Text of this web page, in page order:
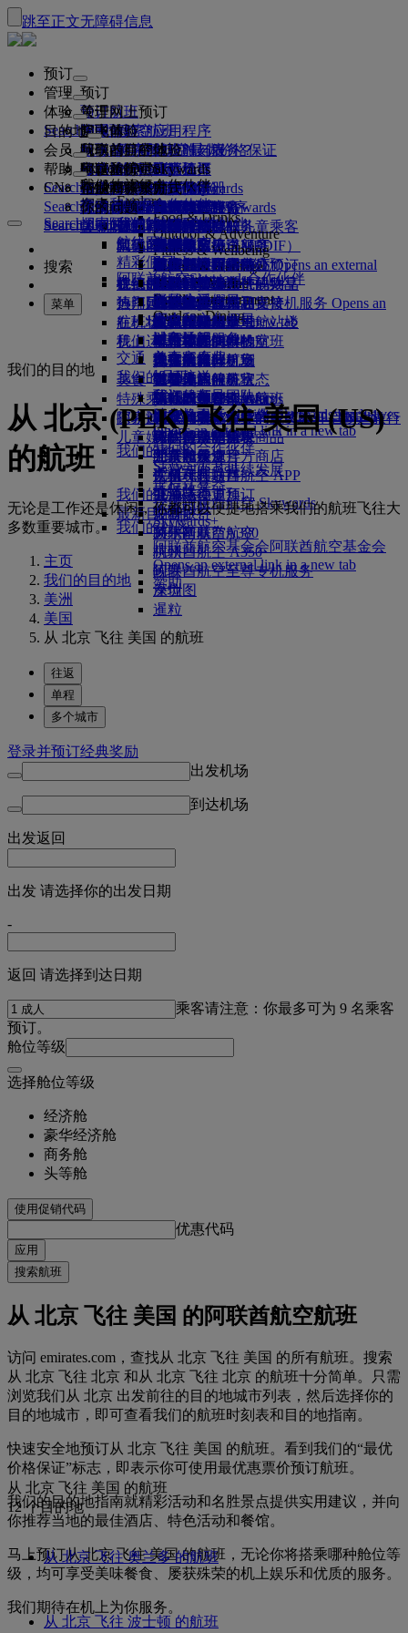
跳至正文无障碍信息
预订
预订
预订航班
搜索航班
航班时刻表
特惠机票
特别优惠
最佳票价搜索
计划行程
预订酒店
旅游项目和活动
旅行服务
迎宾接机服务迎宾接机服务 Opens an
external link in a new tab
迪拜转机服务
交通
机场接送
预订租车
航空公司合作伙伴
关于网上预订
阿联酋航空应用程序
阿联酋航空最优价格保证
座位选择
票价保留
阿联酋航空应用程序
Search flight
管理
管理
管理预订
检索预订
取消预订
更改预订
选择你的座位
升级航班
管理专车接送服务
预订无障碍旅行
在线办理登机手续
值机选项
航班状态
起飞前
起飞前
旅行信息
危险品手册
规则与公告
健康
医疗信息表（MEDIF）
餐食信息
阿联酋禁止携带的物品
迪拜国际机场
阿联酋航空 3 号航站楼
航站楼之间中转
抵达及离开机场
班车接送服务
行李
行李信息
行李信息
托运行李
随身行李
购买更多行李额度
额外托运行李额度
迪拜行李服务
行李延误或损坏
签证和护照
查找签证要求
签证和护照信息
美国旅行授权
阿联酋签证
Search flight
体验
空中体验
航班都有哪些设施与服务？
舱等特色
头等舱
商务舱
豪华经济舱
经济舱
机上舒适用品
机上娱乐
ice系统中的节目
ice直播电视
机上Wi-Fi
儿童娱乐
美食
头等舱美食
商务舱美食
豪华经济舱用餐
经济舱美食
饮料
我们的机队
波音777
阿联酋航空A380
阿联酋航空 A350
阿联酋航空至尊专机服务
座位图
阿联酋航空体验
你的旅程由此开始
阿联酋航空体验
专车接送服务
阿联酋航空服务
季节和节日
无接触旅程
我们的候机室
头等舱贵宾室
商务舱候机室
全球各地的候机室
合作伙伴候机室
付费使用候机室
马哈巴贵宾室
阿联酋航空购物
阿联酋航空免税商品
阿联酋航空官方商店
家庭旅行
和家人一同出行
规划你的家庭旅行
无成人陪伴的儿童乘客
怀孕
行李额度
儿童和婴儿票价规则
儿童安全座椅和摇篮
在机场
机上
携孩子旅行
携婴儿旅行
婴儿随身行李限额
儿童和婴儿餐食
儿童娱乐
儿童娱乐
儿童玩具
儿童活动
飞悦卓越
飞悦卓越
飞悦卓越的理由
关于我们
关于我们
我们的故事
媒体中心媒体中心 Opens an external
link in a new tab
集团公司
安全
财务透明
负责任企业
我们的员工
我们的领导团队
工作机会工作机会 Opens an external
link in a new tab
我们的地球
运营方面可持续发展
环保政策
环境报告
我们的社区
阿联酋航空基金会阿联酋航空基金会
Opens an external link in a new tab
赞助
Search flight
目的地
我们的目的地
目的地
我们的目的地
亚太地区
美洲
非洲
欧洲
中东
热门目的地
飞往伦敦的航班
飞往曼彻斯特的航班
飞往巴黎的航班
飞往米兰的航班
飞往巴塞罗那的航班
探索迪拜
飞往迪拜的航班
北京飞往迪拜
广州飞往迪拜
上海飞往迪拜
最新目的地
赫尔辛基
杭州
岘港
深圳
暹粒
Explore Dubai
Explore Dubai
Explore
Food & Drinks
Outdoor & Adventure
Fitness & Wellbeing
Culture & Heritage
Beach & Marine
Family entertainment
Outdoor Dining
我们的旅行合作伙伴
空中和地面合作伙伴
我们的旅行合作伙伴
澳洲航空
flydubai
阿联酋航空Skywards合作伙伴
探索
探索阿联酋航空目的地
航线图
精彩假日
海滩目的地
野外生活假日
历史和文化假日
城市休闲
美食家度假
Search flight
会员
阿联酋航空Skywards
加入阿联酋航空 Skywards
关于阿联酋航空Skywards
会员级别
迪拜航空
现金+里程
数字会员卡
我的家庭
使用里程
申领里程
购买里程
赚取里程
Skywards Skysurfers
Skywards ExclusivesSkywards Exclusives
Opens an external link in a new tab
我们的合作伙伴
Skywards Rail
里程计算器
登录阿联酋航空 Skywards
Skywards+
企业商务奖励
注册你的公司
企业商务奖励
注册你的公司
登录“企业商务奖励”
礼遇
计划运作方式
常见问题
Search flight
帮助
帮助和联系方式
帮助和联系方式
帮助和联系方式
更改或取消
签证和护照帮助
反馈和投诉
行李延误或损坏支持
迪拜转机服务
我们运营方面的变化
近期的旅行更新
查看你的航班状态
特殊乘客出行服务
搭乘阿联酋航空的航班，开启畅达旅行
特殊帮助和请求
你的问题
常见问题
常见问题
阿联酋航空办事处预订
我们的网络和代码共享
我们的其他产品
特殊帮助和请求
行李和丢失财物
准备旅行
在机场
阿联酋航空Skywards
阿联酋航空企业商务奖励
你的机上体验
工具和资源
手机和阿联酋航空 APP
取消或变更预订
中断旅行
关于阿联酋航空
Search flight
CN
搜索
菜单
我们的目的地
从 北京 (PEK) 飞往 美国 (US)
的航班
无论是工作还是休闲，你都可以便捷地搭乘我们的航班飞往大
多数重要城市。
主页
我们的目的地
美洲
美国
从 北京 飞往 美国 的航班
往返
单程
多个城市
登录并预订经典奖励
出发机场
到达机场
出发返回
出发 请选择你的出发日期
-
返回 请选择到达日期
乘客请注意：你最多可为 9 名乘客
预订。
舱位等级
选择舱位等级
经济舱
豪华经济舱
商务舱
头等舱
使用促销代码
优惠代码
应用
搜索航班
从 北京 飞往 美国 的阿联酋航空航班
访问 emirates.com，查找从 北京 飞往 美国 的所有航班。搜索
从 北京 飞往 北京 和从 北京 飞往 北京 的航班十分简单。只需
浏览我们从 北京 出发前往的目的地城市列表，然后选择你的
目的地城市，即可查看我们的航班时刻表和目的地指南。
快速安全地预订从 北京 飞往 美国 的航班。看到我们的“最优
价格保证”标志，即表示你可使用最优惠票价预订航班。
我们的目的地指南就精彩活动和名胜景点提供实用建议，并向
你推荐当地的最佳酒店、特色活动和餐馆。
马上预订从 北京 飞往 美国 的航班，无论你将搭乘哪种舱位等
级，均可享受美味餐食、屡获殊荣的机上娱乐和优质的服务。
我们期待在机上为你服务。
从 北京 飞往 美国 的航班
12 个目的地
从 北京 飞往 奥兰多 的航班
从 北京 飞往 波士顿 的航班